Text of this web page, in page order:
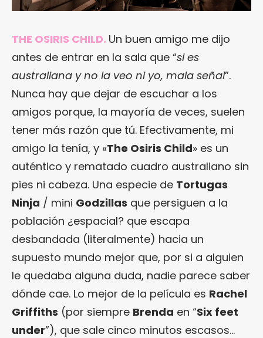
THE OSIRIS CHILD. Un buen amigo me dijo
antes de entrar en la sala que “si es
australiana y no la veo ni yo, mala señal”.
Nunca hay que dejar de escuchar a los
amigos porque, la mayoría de veces, suelen
tener más razón que tú. Efectivamente, mi
amigo la tenía, y «The Osiris Child» es un
auténtico y rematado cuadro australiano sin
pies ni cabeza. Una especie de Tortugas
Ninja / mini Godzillas que persiguen a la
población ¿espacial? que escapa
desbandada (literalmente) hacia un
supuesto mundo mejor que, por si a alguien
le quedaba alguna duda, nadie parece saber
dónde cae. Lo mejor de la película es Rachel
Griffiths (por siempre Brenda en “Six feet
under”), que sale cinco minutos escasos…